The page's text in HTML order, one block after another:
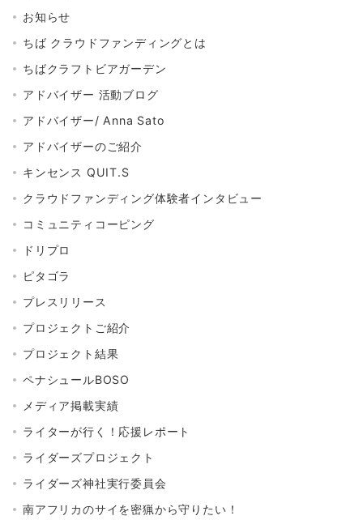
お知らせ
ちば クラウドファンディングとは
ちばクラフトビアガーデン
アドバイザー 活動ブログ
アドバイザー/ Anna Sato
アドバイザーのご紹介
キンセンス QUIT.S
クラウドファンディング体験者インタビュー
コミュニティコーピング
ドリプロ
ピタゴラ
プレスリリース
プロジェクトご紹介
プロジェクト結果
ペナシュールBOSO
メディア掲載実績
ライターが行く！応援レポート
ライダーズプロジェクト
ライダーズ神社実行委員会
南アフリカのサイを密猟から守りたい！